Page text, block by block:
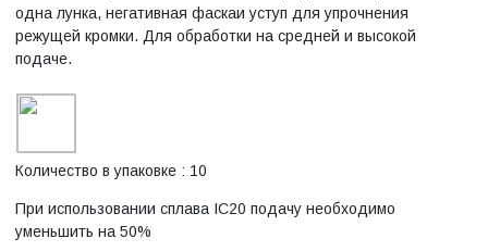
одна лунка, негативная фаскаи уступ для упрочнения
режущей кромки. Для обработки на средней и высокой
подаче.
Количество в упаковке : 10
При использовании сплава IC20 подачу необходимо
уменьшить на 50%